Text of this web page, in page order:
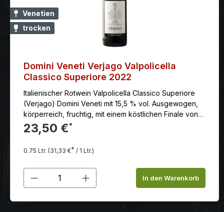
Venetien
trocken
Domini Veneti Verjago Valpolicella
Classico Superiore 2022
Italienischer Rotwein Valpolicella Classico Superiore
(Verjago) Domini Veneti mit 15,5 % vol. Ausgewogen,
körperreich, fruchtig, mit einem köstlichen Finale von
reifen Beeren und Pflaumen.Traubenlese war Anfang
Oktober, mit ausschließlich manueller Selektion in
kleinen Kisten.
23,50 €*
0.75 Ltr. (31,33 €* / 1 Ltr.)
Produkt Anzahl: Gib denIn den Warenkorb